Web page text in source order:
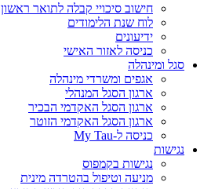
חישוב סיכויי קבלה לתואר ראשון
לוח שנת הלימודים
ידיעונים
כניסה לאזור האישי
סגל ומינהלה
אגפים ומשרדי מינהלה
ארגון הסגל המנהלי
ארגון הסגל האקדמי הבכיר
ארגון הסגל האקדמי הזוטר
כניסה ל-My Tau
נגישות
נגישות בקמפוס
מניעה וטיפול בהטרדה מינית